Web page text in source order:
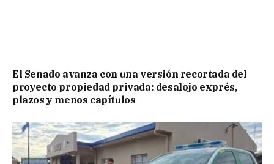
El Senado avanza con una versión recortada del
proyecto propiedad privada: desalojo exprés,
plazos y menos capítulos